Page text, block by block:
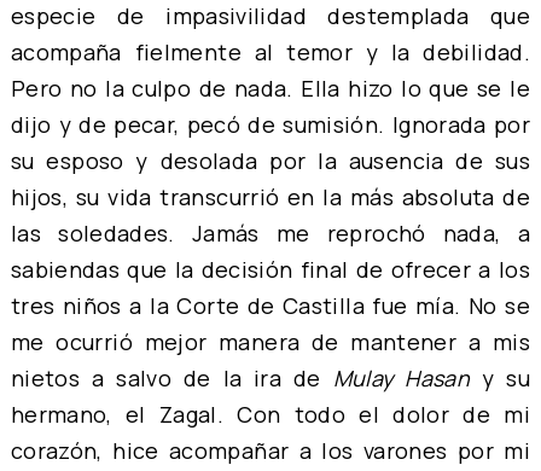
especie de impasivilidad destemplada que
acompaña fielmente al temor y la debilidad.
Pero no la culpo de nada. Ella hizo lo que se le
dijo y de pecar, pecó de sumisión. Ignorada por
su esposo y desolada por la ausencia de sus
hijos, su vida transcurrió en la más absoluta de
las soledades. Jamás me reprochó nada, a
sabiendas que la decisión final de ofrecer a los
tres niños a la Corte de Castilla fue mía. No se
me ocurrió mejor manera de mantener a mis
nietos a salvo de la ira de Mulay Hasan y su
hermano, el Zagal. Con todo el dolor de mi
corazón, hice acompañar a los varones por mi